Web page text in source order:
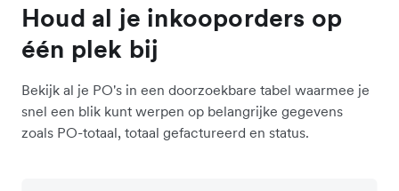
Houd al je inkooporders op
één plek bij
Bekijk al je PO's in een doorzoekbare tabel waarmee je
snel een blik kunt werpen op belangrijke gegevens
zoals PO-totaal, totaal gefactureerd en status.